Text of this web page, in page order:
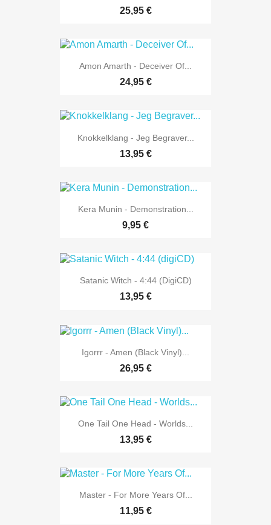
25,95 €
Amon Amarth - Deceiver Of...
24,95 €
Knokkelklang - Jeg Begraver...
13,95 €
Kera Munin - Demonstration...
9,95 €
Satanic Witch - 4:44 (digiCD)
13,95 €
Igorrr - Amen (Black Vinyl)...
26,95 €
One Tail One Head - Worlds...
13,95 €
Master - For More Years Of...
11,95 €